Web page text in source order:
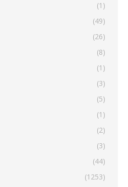
(1)
(49)
(26)
(8)
(1)
(3)
(5)
(1)
(2)
(3)
(44)
(1253)